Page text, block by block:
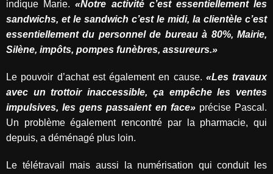
indique Marie.«Notre activité c’est essentiellement les
sandwichs, et le sandwich c’est le midi, la clientèle c’est
essentiellement du personnel de bureau à 80%, Mairie,
Silène, impôts, pompes funèbres, assureurs.»
Le pouvoir d’achat est également en cause. «Les travaux
avec un trottoir inaccessible, ça empêche les ventes
impulsives, les gens passaient en face»précise Pascal.
Un problème également rencontré par la pharmacie, qui
depuis, a déménagé plus loin.
Le télétravail mais aussi la numérisation qui conduit les